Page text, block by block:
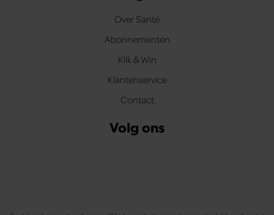
Over Santé
Abonnementen
Klik & Win
Klantenservice
Contact
Volg ons